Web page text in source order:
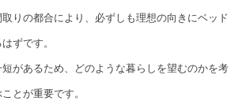
りの都合により、必ずしも理想の向きにベッド
ずです。
があるため、どのような暮らしを望むのかを考
とが重要です。